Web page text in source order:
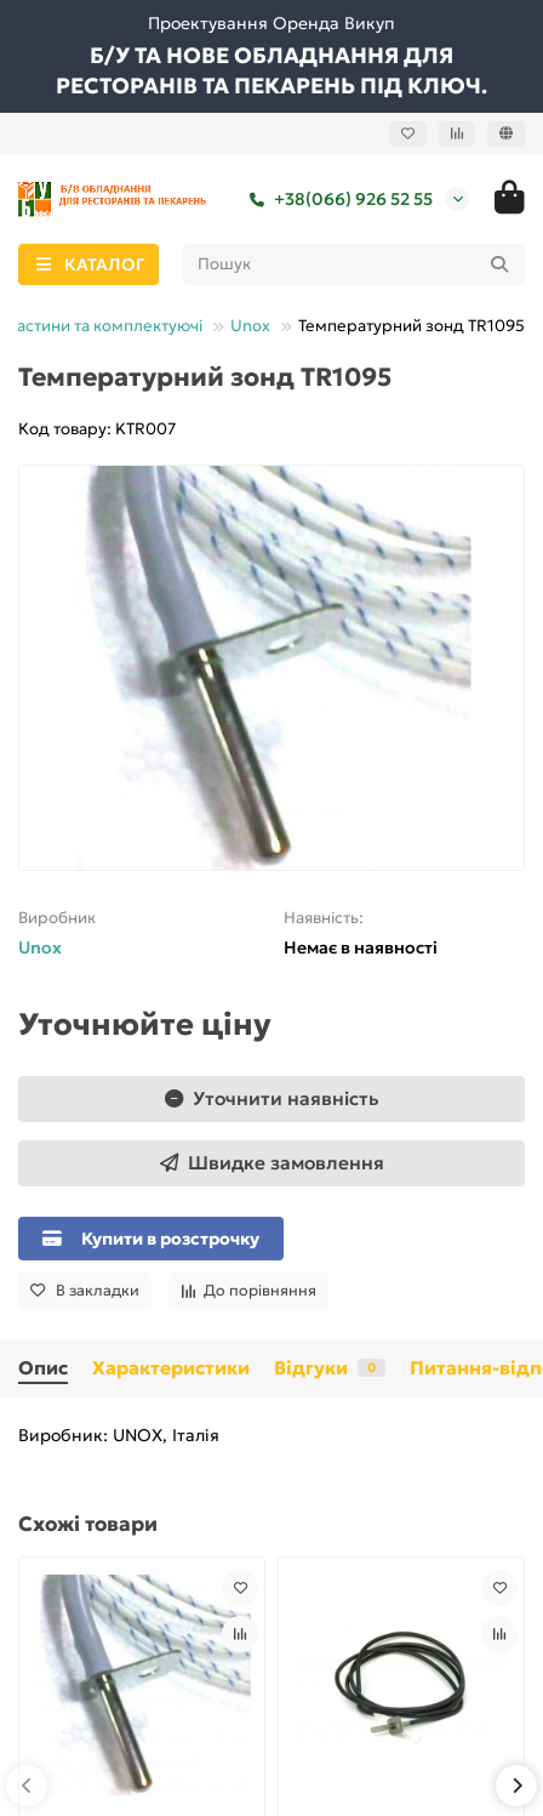
Проектування Оренда Викуп
Б/У ТА НОВЕ ОБЛАДНАННЯ ДЛЯ
РЕСТОРАНІВ ТА ПЕКАРЕНЬ ПІД КЛЮЧ.
+38(066) 926 52 55
КАТАЛОГ
та комплектуючі Unox Температурний зонд TR1095
Температурний зонд TR1095
Код товару: KTR007
Виробник
Unox
Наявність:
Немає в наявності
Уточнюйте ціну
Уточнити наявність
Швидке замовлення
Купити в розстрочку
В закладки До порівняння
Опис Характеристики Відгуки 0 Питання-
Виробник: UNOX, Італія
Схожі товари